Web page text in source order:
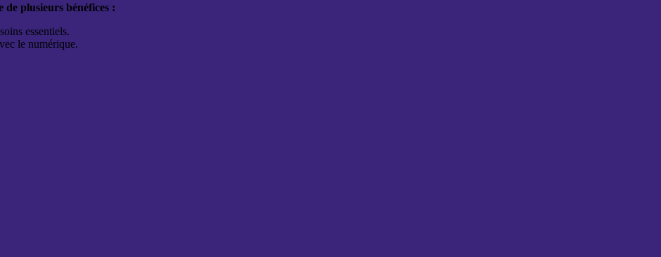
plusieurs bénéfices :
essentiels.
le numérique.